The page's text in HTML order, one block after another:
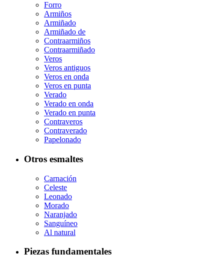
Forro
Armiños
Armiñado
Armiñado de
Contraarmiños
Contraarmiñado
Veros
Veros antiguos
Veros en onda
Veros en punta
Verado
Verado en onda
Verado en punta
Contraveros
Contraverado
Papelonado
Otros esmaltes
Carnación
Celeste
Leonado
Morado
Naranjado
Sanguíneo
Al natural
Piezas fundamentales